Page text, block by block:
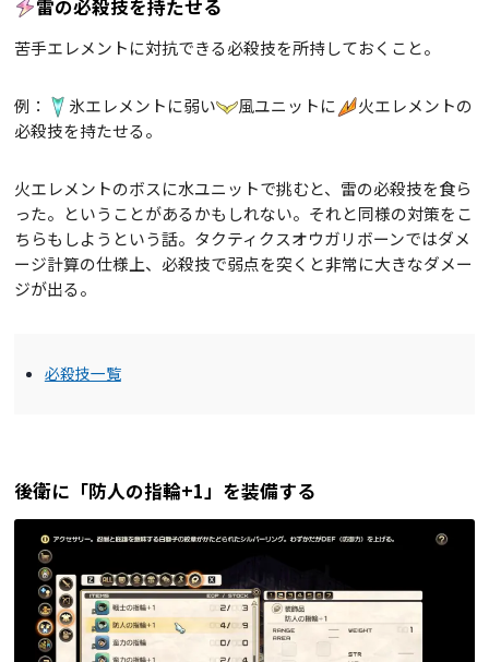
雷の必殺技を持たせる
苦手エレメントに対抗できる必殺技を所持しておくこと。
例： 氷エレメントに弱い 風ユニットに
火エレメントの
必殺技を持たせる。
火エレメントのボスに水ユニットで挑むと、雷の必殺技を食ら
った。ということがあるかもしれない。それと同様の対策をこ
ちらもしようという話。タクティクスオウガリボーンではダメ
ージ計算の仕様上、必殺技で弱点を突くと非常に大きなダメー
ジが出る。
必殺技一覧
後衛に「防人の指輪+1」を装備する